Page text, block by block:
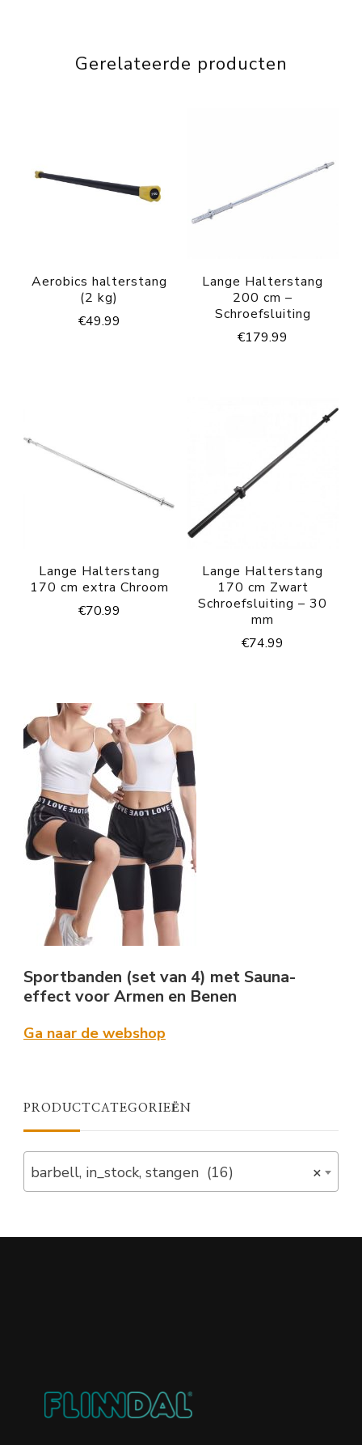
Gerelateerde producten
Aerobics halterstang
(2 kg)
€49.99
Lange Halterstang
200 cm –
Schroefsluiting
€179.99
Lange Halterstang
170 cm extra Chroom
€70.99
Lange Halterstang
170 cm Zwart
Schroefsluiting – 30
mm
€74.99
Sportbanden (set van 4) met Sauna-
effect voor Armen en Benen
Ga naar de webshop
PRODUCTCATEGORIEËN
×
barbell, in_stock, stangen (16)